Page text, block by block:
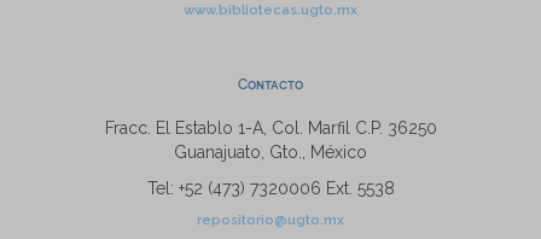
www.bibliotecas.ugto.mx
Contacto
Fracc. El Establo 1-A, Col. Marfil C.P. 36250
Guanajuato, Gto., México
Tel: +52 (473) 7320006 Ext. 5538
repositorio@ugto.mx